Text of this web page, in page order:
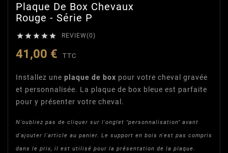
Plaque De Box Chevaux
Rouge - Série P
     REVIEW(0)
41,00 € TTC
Installez une plaque de box pour votre cheval gravée
et personnalisée. La plaque de box bleue est parfaite
pour y présenter votre cheval.
N'oubliez pas de cliquer sur l'onglet "personnalisation" avant
d'ajouter l'article au panier. Le support en bois n'est pas compris
dans le prix, il est utilisé pour la présentation de la plaque.